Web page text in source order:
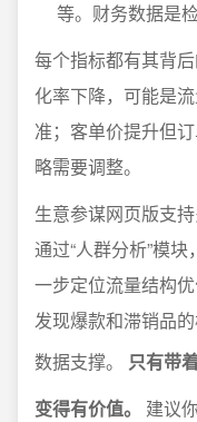
等。财务数据是
每个指标都有其背
化率下降，可能是
准；客单价提升但
略需要调整。
生意参谋网页版支
通过“人群分析”模
一步定位流量结构
发现爆款和滞销品
数据支撑。 只有带
变得有价值。
建议